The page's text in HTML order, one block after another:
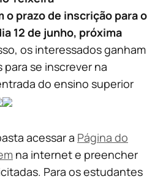
o prazo de inscrição para o
12 de junho, próxima
os interessados ganham
para se inscrever na
do ensino superior
acessar a Página do
na internet e preencher
Para os estudantes